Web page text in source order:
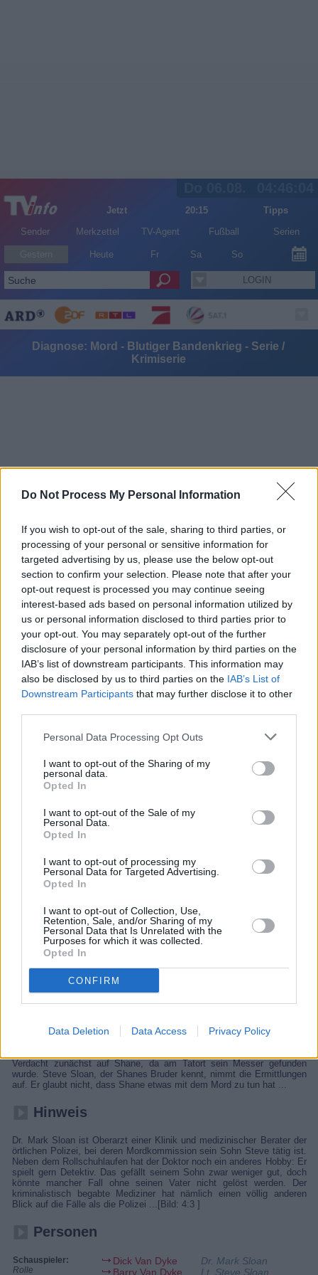
Do Not Process My Personal Information
If you wish to opt-out of the sale, sharing to third parties, or
processing of your personal or sensitive information for
targeted advertising by us, please use the below opt-out
section to confirm your selection. Please note that after your
opt-out request is processed you may continue seeing
interest-based ads based on personal information utilized by
us or personal information disclosed to third parties prior to
your opt-out. You may separately opt-out of the further
disclosure of your personal information by third parties on the
IAB’s list of downstream participants. This information may
also be disclosed by us to third parties on the IAB’s List of
Downstream Participants that may further disclose it to other
Personal Data Processing Opt Outs
I want to opt-out of the Sharing of my
personal data.
Opted In
I want to opt-out of the Sale of my
Personal Data.
Opted In
I want to opt-out of processing my
Personal Data for Targeted Advertising.
Opted In
I want to opt-out of Collection, Use,
Retention, Sale, and/or Sharing of my
Personal Data that Is Unrelated with the
Purposes for which it was collected.
Opted In
CONFIRM
Data Deletion Data Access Privacy Policy
Jetzt 20:15
Tipps
Sender
Merkzettel TV-Agent Fußball Serien
Heute Fr Sa So
LOGIN
Diagnose: Mord - Blutiger Bandenkrieg - Serie /
Krimiserie
Diagnose: Mord (Diagnosis Murder)
Blutiger Bandenkrieg (USA,1996)
Übersicht
Steve Sloan wird in einen Bandenkrieg involviert. Dr. Mark Sloan und
Details
angehören, sowie die „Black and Whites“, deren Anführer Eddie ist.
Verdacht zunächst auf Shane, da am Tatort sein Messer gefunden
wurde. Steve Sloan, der Shanes Bruder kennt, nimmt die Ermittlungen
auf. Er glaubt nicht, dass Shane etwas mit dem Mord zu tun hat ...
Hinweis
Dr. Mark Sloan ist Oberarzt einer Klinik und medizinischer Berater der
örtlichen Polizei, bei deren Mordkommission sein Sohn Steve tätig ist.
Neben dem Rollschuhlaufen hat der Doktor noch ein anderes Hobby: Er
spielt gern Detektiv. Das gefällt seinem Sohn zwar weniger gut, doch
könnte mancher Fall ohne seinen Vater nicht gelöst werden. Der
kriminalistisch begabte Mediziner hat nämlich einen völlig anderen
Blick auf die Fälle als die Polizei ...[Bild: 4:3 ]
Personen
Schauspieler:
Rolle
Dick Van Dyke
Dr. Mark Sloan
Barry Van Dyke
Lt. Steve Sloan